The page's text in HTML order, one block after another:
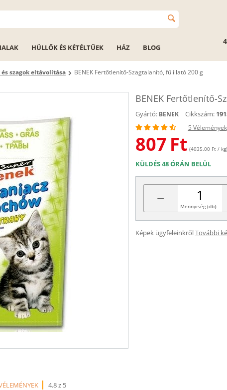
HÜLLŐK ÉS KÉTÉLTŰEK HÁZ BLOG
szagok eltávolítása BENEK Fertőtlenítő-Szagtalanító, fű illató 200 g
BENEK Fertőtlenítő-
Gyártó: BENEK Cikkszám:
5 Vélemények
807 Ft (4035.00 Ft / kg)
KÜLDÉS 48 ÓRÁN BELÜL
− Mennyiség (db):
Képek ügyfeleinkrőlTovábbi
4.8 z 5